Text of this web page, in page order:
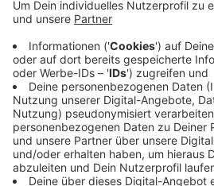
völlig verraucht, als die
Menschen, die über der
mussten deswegen per
gerettet werden. Das Feuer
Einsatzkräfte recht schnell
Ursache für den Brand und die
Sachschadens stehen noch
Veröffentlicht:Donnerstag,